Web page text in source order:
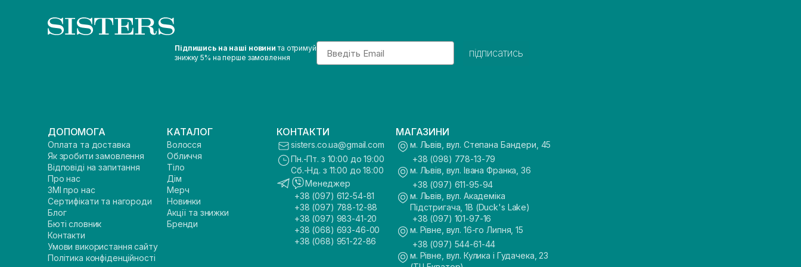
Підпишись на наші новини та отримуй
знижку 5% на перше замовлення
Email
підписатись
ДОПОМОГА
Оплата та доставка
Як зробити замовлення
Відповіді на запитання
Про нас
ЗМІ про нас
Сертифікати та нагороди
Блог
Бюті словник
Контакти
Умови використання сайту
Політика конфіденційності
КАТАЛОГ
Волосся
Обличчя
Тіло
Дім
Мерч
Новинки
Акції та знижки
Бренди
КОНТАКТИ
sisters.co.ua@gmail.com
Пн.-Пт. з 10:00 до 19:00
Сб.-Нд. з 11:00 до 18:00
Менеджер
+38 (097) 612-54-81
+38 (097) 788-12-88
+38 (097) 983-41-20
+38 (068) 693-46-00
+38 (068) 951-22-86
МАГАЗИНИ
м. Львів, вул. Степана Бандери, 45
+38 (098) 778-13-79
м. Львів, вул. Івана Франка, 36
+38 (097) 611-95-94
м. Львів, вул. Академіка
Підстригача, 1В (Duck's Lake)
+38 (097) 101-97-16
м. Рівне, вул. 16-го Липня, 15
+38 (097) 544-61-44
м. Рівне, вул. Кулика і Гудачека, 23